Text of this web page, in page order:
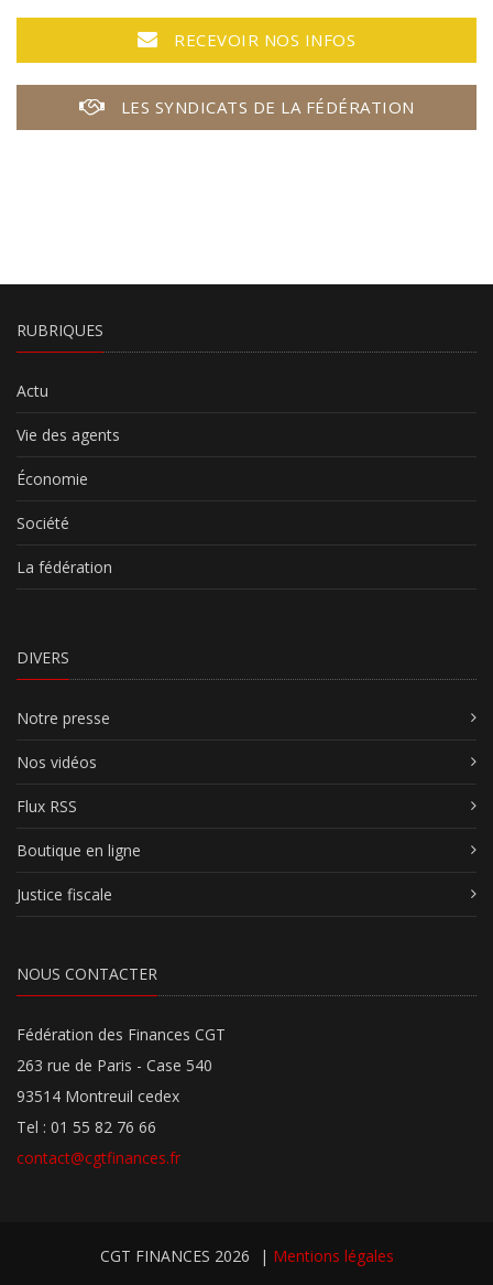
RECEVOIR NOS INFOS
LES SYNDICATS DE LA FÉDÉRATION
RUBRIQUES
Actu
Vie des agents
Économie
Société
La fédération
DIVERS
Notre presse
Nos vidéos
Flux RSS
Boutique en ligne
Justice fiscale
NOUS CONTACTER
Fédération des Finances CGT
263 rue de Paris - Case 540
93514 Montreuil cedex
Tel : 01 55 82 76 66
contact@cgtfinances.fr
CGT FINANCES 2026 | Mentions légales